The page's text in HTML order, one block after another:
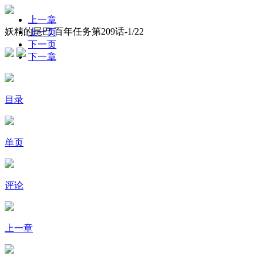
妖精的尾巴 百年任务第209话-1/22
上一章
上一页
下一页
下一章
目录
单页
评论
上一章